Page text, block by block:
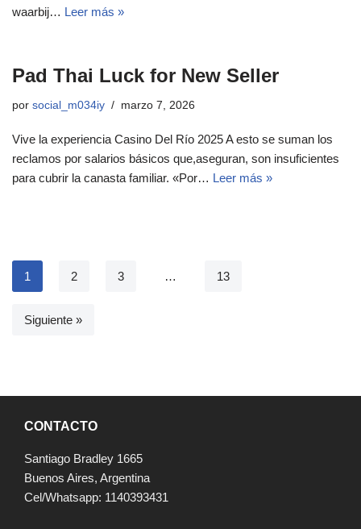
waarbij… Leer más »
Pad Thai Luck for New Seller
por social_m034iy marzo 7, 2026
Vive la experiencia Casino Del Río 2025 A esto se suman los
reclamos por salarios básicos que,aseguran, son insuficientes
para cubrir la canasta familiar. «Por… Leer más »
1 2 3 … 13
Siguiente »
CONTACTO
Santiago Bradley 1665
Buenos Aires, Argentina
Cel/Whatsapp: 1140393431